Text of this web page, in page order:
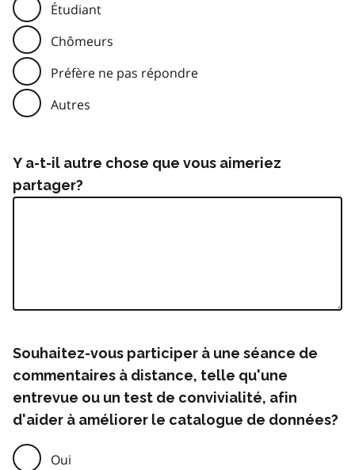
Étudiant
Chômeurs
Préfère ne pas répondre
Autres
Y a-t-il autre chose que vous aimeriez
partager?
Souhaitez-vous participer à une séance de
commentaires à distance, telle qu'une
entrevue ou un test de convivialité, afin
d'aider à améliorer le catalogue de données?
Oui